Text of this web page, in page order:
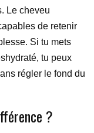
Le cheveu
de retenir
Si tu mets
tu peux
régler le fond du
?